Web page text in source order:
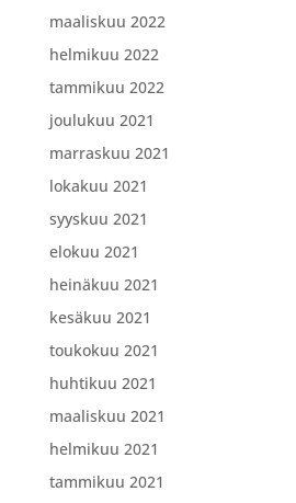
maaliskuu 2022
helmikuu 2022
tammikuu 2022
joulukuu 2021
marraskuu 2021
lokakuu 2021
syyskuu 2021
elokuu 2021
heinäkuu 2021
kesäkuu 2021
toukokuu 2021
huhtikuu 2021
maaliskuu 2021
helmikuu 2021
tammikuu 2021